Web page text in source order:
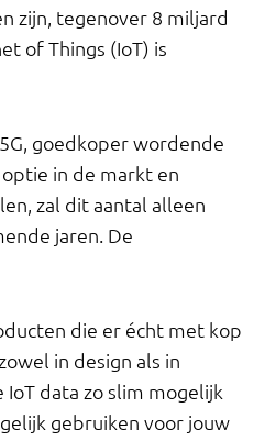
zijn, tegenover 8 miljard
of Things (IoT) is
goedkoper wordende
in de markt en
zal dit aantal alleen
jaren. De
die er écht met kop
in design als in
IoT data zo slim mogelijk
gebruiken voor jouw